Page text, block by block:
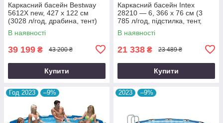
Каркасний басейн Bestway
5612X new, 427 х 122 см
(3028 л/год, драбина, тент)
В наявності
39 199 ₴ 43 200 ₴
Купити
Каркасний басейн Intex
28210 — 6, 366 x 76 см (3
785 л/год, підстилка, тент,
сходи)
В наявності
21 338 ₴ 23 489 ₴
Купити
Год 2023 –9% 2023 –9%